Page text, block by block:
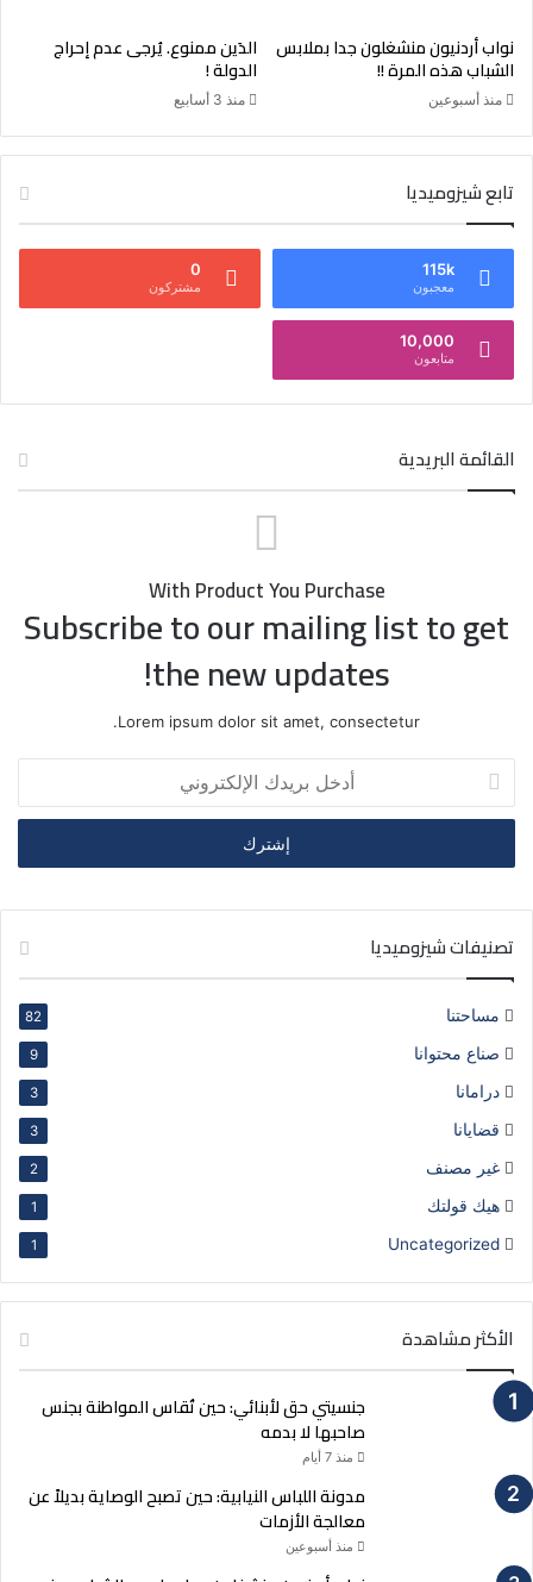
نواب أردنيون منشغلون جدا بملابس
الشباب هذه المرة !!
منذ أسبوعين
الدَين ممنوع. يُرجى عدم إحراج
الدولة !
منذ 3 أسابيع
تابع شيزوميديا
115k
معجبون
0
مشتركون
10,000
متابعون
القائمة البريدية
With Product You Purchase
Subscribe to our mailing list to get
the new updates!
Lorem ipsum dolor sit amet, consectetur.
بريدك
الإلكتروني
تصنيفات شيزوميديا
مساحتنا 82
صناع محتوانا 9
درامانا 3
قضايانا 3
غير مصنف 2
هيك قولتك 1
Uncategorized
1
الأكثر مشاهدة
جنسيتي حق لأبنائي: حين تُقاس المواطنة بجنس
صاحبها لا بدمه
منذ 7 أيام
مدونة اللباس النيابية: حين تصبح الوصاية بديلاً عن
معالجة الأزمات
منذ أسبوعين